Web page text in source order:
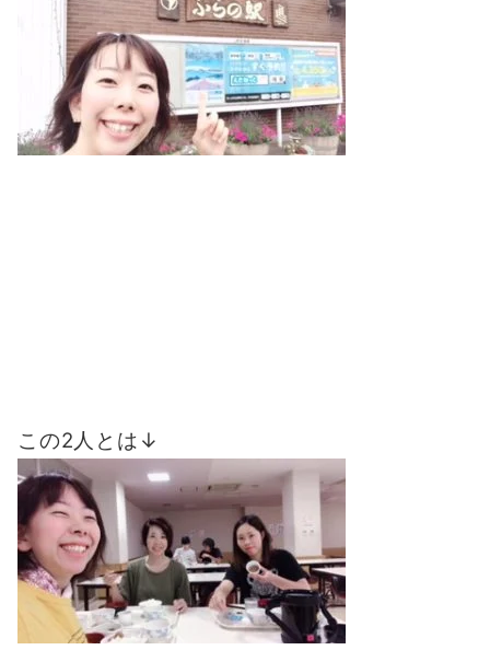
この2人とは↓